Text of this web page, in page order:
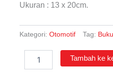
Ukuran : 13 x 20cm.
Kategori: Otomotif Tag:
Teknik
Tambah ke